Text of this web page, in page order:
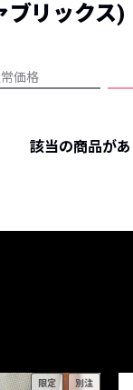
グ
ド
ブリックス)
価格
該当の商品が
限定 別注